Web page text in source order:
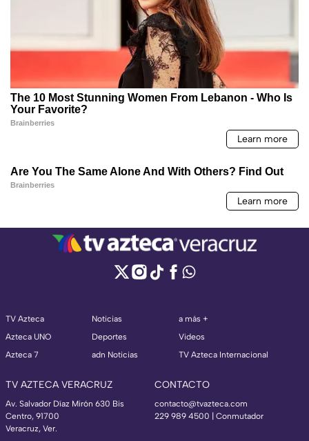
TV Azteca
Azteca UNO
Azteca 7
Noticias
Deportes
adn Noticias
a más +
Videos
TV Azteca Internacional
TV AZTECA VERACRUZ
Av. Salvador Díaz Mirón 630 Bis
Centro, 91700
Veracruz, Ver.
CONTACTO
contacto@tvazteca.com
229 989 4500 | Conmutador